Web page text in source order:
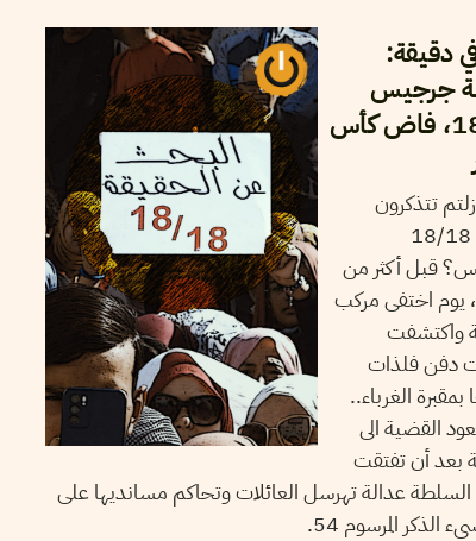
دقيقة:
جرجيس
18/18، فاض كأس
تتذكرون
فاجعة 18/18
قبل أكثر من
يوم اختفى مركب
واكتشفت
دفن فلذات
بمقبرة الغرباء..
القضية الى
بعد أن تفتقت
عدالة تهرسل العائلات وتحاكم مسانديها على
الذكر المرسوم 54.